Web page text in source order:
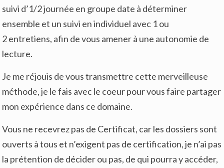
suivi d’1/2 journée en groupe date à déterminer
ensemble et un suivi en individuel avec 1 ou
2 entretiens, afin de vous amener à une autonomie de
lecture.
Je me réjouis de vous transmettre cette merveilleuse
méthode, je le fais avec le coeur pour vous faire partager
mon expérience dans ce domaine.
Vous ne recevrez pas de Certificat, car les dossiers sont
ouverts à tous et n’exigent pas de certification, je n’ai pas
la prétention de décider ou pas, de qui pourra y accéder,